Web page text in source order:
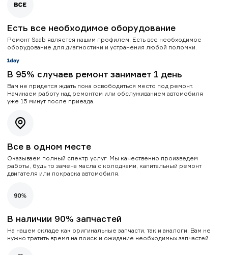
Есть все необходимое оборудование
Ремонт Saab является нашим профилем. Есть все необходимое
оборудование для диагностики и устранения любой поломки.
В 95% случаев ремонт занимает 1 день
Вам не придется ждать пока освободиться место под ремонт.
Начинаем работу над ремонтом или обслуживанием автомобиля
уже 15 минут после приезда.
Все в одном месте
Оказываем полный спектр услуг. Мы качественно произведем
работы, будь то замена масла с колодками, капитальный ремонт
двигателя или покраска автомобиля.
В наличии 90% запчастей
На нашем складе как оригинальные запчасти, так и аналоги. Вам не
нужно тратить время на поиск и ожидание необходимых запчастей.